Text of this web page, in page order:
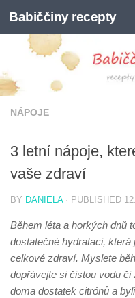
Skip to content
Babiččiny recepty
NÁPOJE
3 letní nápoje,
vaše zdraví
BY DANIELA · PUBLISHED
Během léta a horkých dnů
dostatečné hydrataci,
celkové zdraví. Myslete
dopřávejte si čistou vodu
doma dostatek citrónů a